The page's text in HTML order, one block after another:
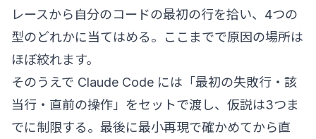
レースから自分のコードの最初の行を拾い、4つの
型のどれかに当てはめる。ここまでで原因の場所は
ほぼ絞れます。
そのうえで Claude Code には「最初の失敗行・該
当行・直前の操作」をセットで渡し、仮説は3つま
でに制限する。最後に最小再現で確かめてから直